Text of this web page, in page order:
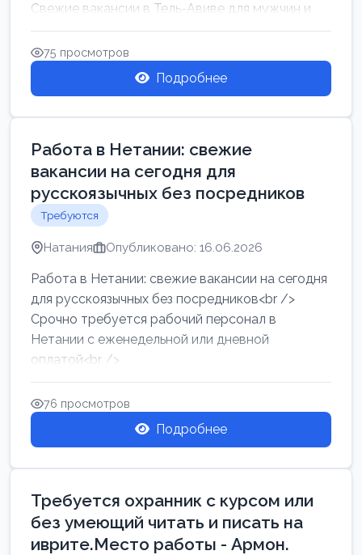
Свежие вакансии в Тель-Авиве для мужчин и
женщин от хозя...
75 просмотров
Подробнее
Работа в Нетании: свежие
вакансии на сегодня для
русскоязычных без посредников
Требуются
Натания Опубликовано: 16.06.2026
Работа в Нетании: свежие вакансии на сегодня
для русскоязычных без посредников<br />
Срочно требуется рабочий персонал в
Нетании с еженедельной или дневной
оплатой<br />
Свежие вакансии в Нетании дл...
76 просмотров
Подробнее
Требуется охранник с курсом или
без умеющий читать и писать на
иврите.Место работы - Армон.